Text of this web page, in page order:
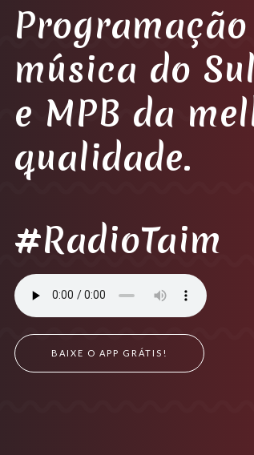
música do
e MPB da
qualidade.
#RadioTaim
BAIXE O APP GRÁTIS!